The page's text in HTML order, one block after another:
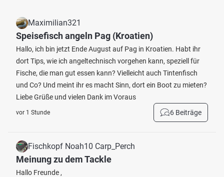
Maximilian321
Speisefisch angeln Pag (Kroatien)
Hallo, ich bin jetzt Ende August auf Pag in Kroatien. Habt ihr
dort Tips, wie ich angeltechnisch vorgehen kann, speziell für
Fische, die man gut essen kann? Vielleicht auch Tintenfisch
und Co? Und meint ihr es macht Sinn, dort ein Boot zu mieten?
Liebe Grüße und vielen Dank im Voraus
vor 1 Stunde 6 Beiträge
Fischkopf Noah10 Carp_Perch
Meinung zu dem Tackle
Hallo Freunde ,